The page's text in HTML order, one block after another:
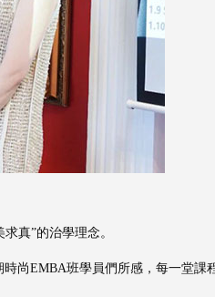
真”的治學理念。
尚EMBA班學員們所感，每一堂課